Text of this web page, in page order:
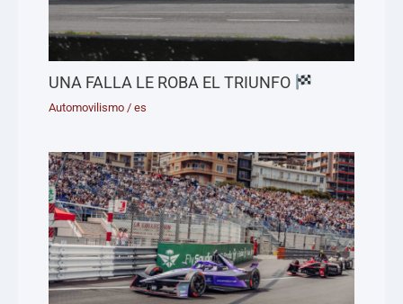
UNA FALLA LE ROBA EL TRIUNFO
Automovilismo /es